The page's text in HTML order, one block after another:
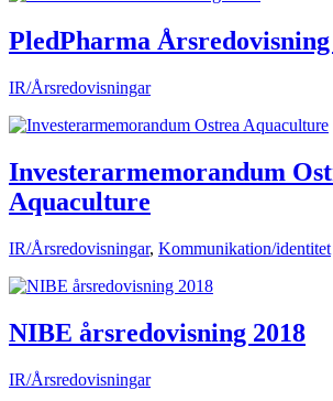
PledPharma Årsredovisning
IR/Årsredovisningar
Investerarmemorandum
Aquaculture
IR/Årsredovisningar, Kommunikation/identitet
NIBE årsredovisning 2018
IR/Årsredovisningar